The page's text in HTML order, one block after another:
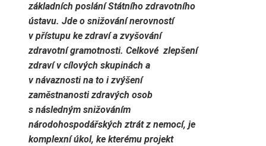
základních poslání Státního zdravotního
ústavu. Jde o snižování nerovností
v přístupu ke zdraví a zvyšování
zdravotní gramotnosti. Celkové zlepšení
zdraví v cílových skupinách a
v návaznosti na to i zvýšení
zaměstnanosti zdravých osob
s následným snižováním
národohospodářských ztrát z nemocí, je
komplexní úkol, ke kterému projekt